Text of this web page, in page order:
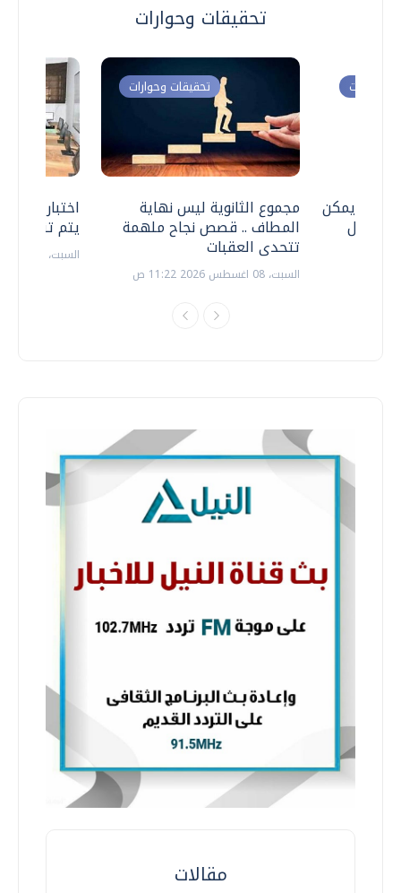
تحقيقات وحوارات
اختبارات
يتم
السبت، 18 يوليو 2026 09:22 ص
تحقيقات وحوارات
مجموع الثانوية ليس نهاية
المطاف .. قصص نجاح ملهمة
تتحدى العقبات
السبت، 08 اغسطس 2026 11:22 ص
وحوارات
.. هل يمكن
نتعامل
مقالات